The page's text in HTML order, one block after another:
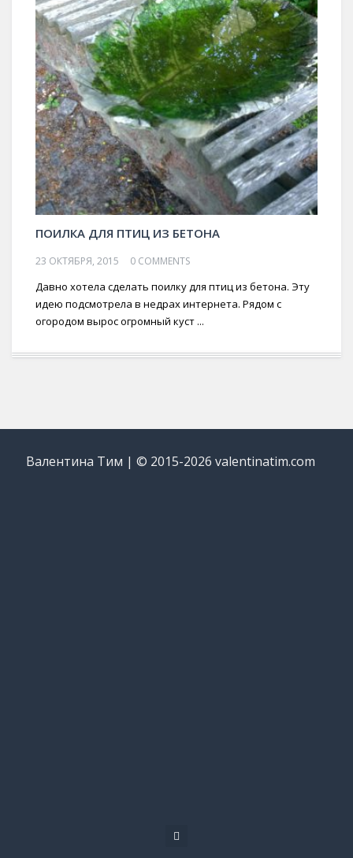
ПОИЛКА ДЛЯ ПТИЦ ИЗ БЕТОНА
23 ОКТЯБРЯ, 2015 0 COMMENTS
Давно хотела сделать поилку для птиц из бетона. Эту
идею подсмотрела в недрах интернета. Рядом с
огородом вырос огромный куст ...
Валентина Тим | © 2015-2026 valentinatim.com